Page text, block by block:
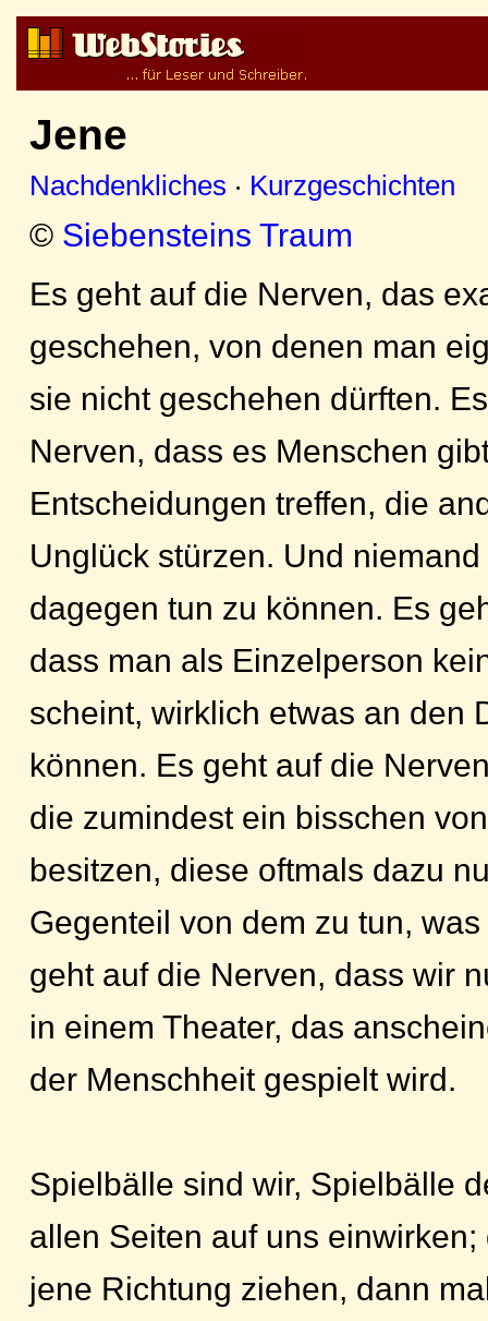
Jene
Nachdenkliches · Kurzgeschichten
© Siebensteins Traum
Es geht auf die Nerven, das
geschehen, von denen man
sie nicht geschehen dürften.
Nerven, dass es Menschen
Entscheidungen treffen, die
Unglück stürzen. Und
dagegen tun zu können. Es
dass man als Einzelperson
scheint, wirklich etwas an den
können. Es geht auf die
die zumindest ein bisschen
besitzen, diese oftmals dazu
Gegenteil von dem zu tun,
geht auf die Nerven, dass wir
in einem Theater, das
der Menschheit gespielt wird.
Spielbälle sind wir, Spielbälle
allen Seiten auf uns
jene Richtung ziehen, dann